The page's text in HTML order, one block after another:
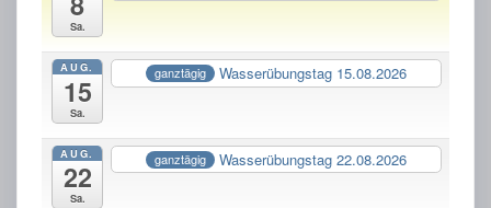
Sa.
AUG.
15
Sa.
ganztägig Wasserübungstag 15.08.2026
AUG.
22
Sa.
ganztägig Wasserübungstag 22.08.2026